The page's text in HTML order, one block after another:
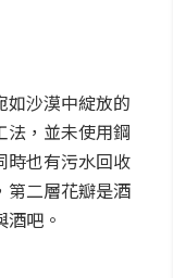
如沙漠中綻放的
法，並未使用鋼
時也有污水回收
第二層花瓣是酒
吧。